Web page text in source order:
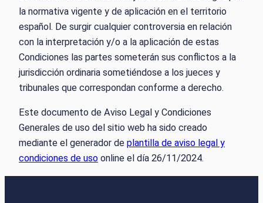
la normativa vigente y de aplicación en el territorio
español. De surgir cualquier controversia en relación
con la interpretación y/o a la aplicación de estas
Condiciones las partes someterán sus conflictos a la
jurisdicción ordinaria sometiéndose a los jueces y
tribunales que correspondan conforme a derecho.
Este documento de Aviso Legal y Condiciones
Generales de uso del sitio web ha sido creado
mediante el generador de plantilla de aviso legal y
condiciones de uso online el día 26/11/2024.